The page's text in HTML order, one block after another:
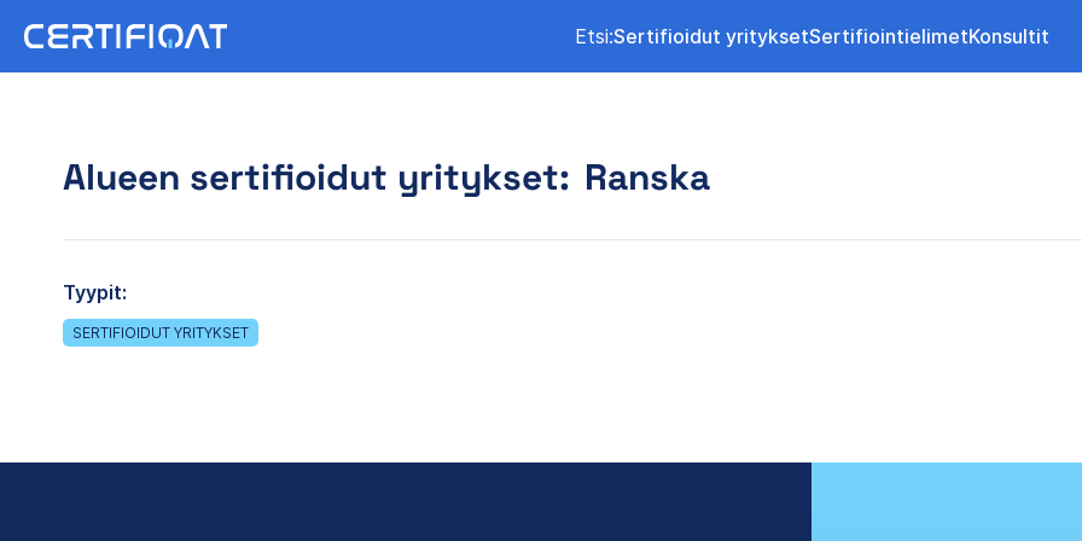
Etsi:Sertifioidut yrityksetSertifiointielimetKonsultit
Alueen sertifioidut yritykset: Ranska
Tyypit:
SERTIFIOIDUT YRITYKSET